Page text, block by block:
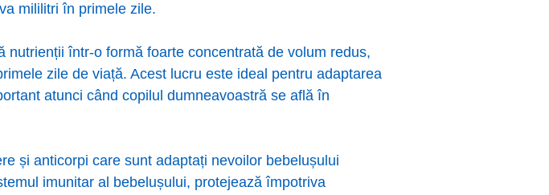
mililitri în primele zile.
nutrienții într-o formă foarte concentrată de volum redus,
zile de viață. Acest lucru este ideal pentru adaptarea
atunci când copilul dumneavoastră se află în
și anticorpi care sunt adaptați nevoilor bebelușului
imunitar al bebelușului, protejează împotriva